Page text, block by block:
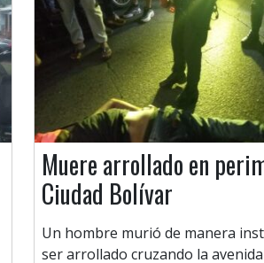
Muere arrollado en
Ciudad Bolívar
Un hombre murió de manera
ser arrollado cruzando la